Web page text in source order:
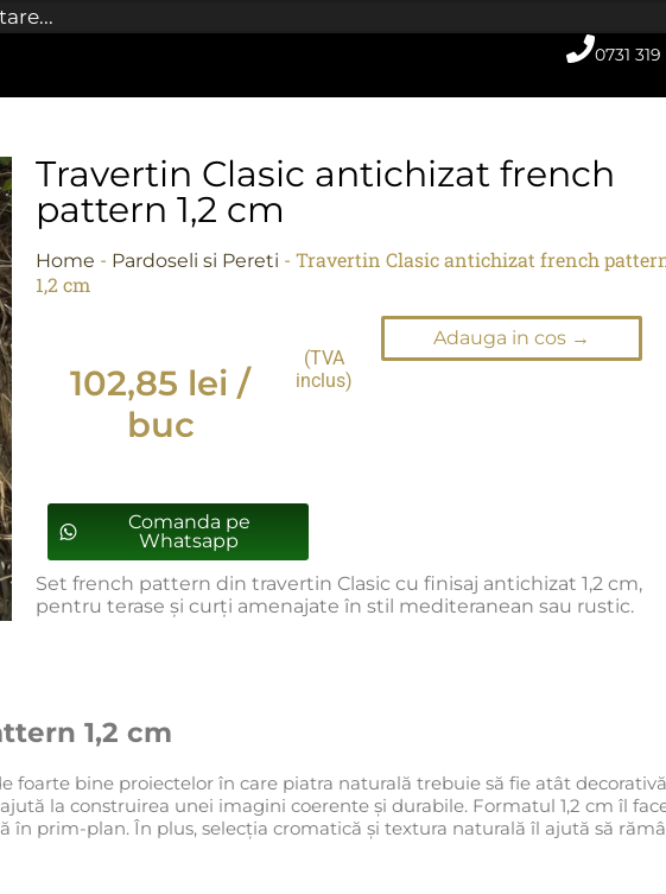
0731
Travertin Clasic antichizat french
pattern 1,2 cm
Home - Pardoseli si Pereti - Travertin Clasic antichizat french
1,2 cm
102,85 lei /
buc
(TVA
inclus)
Adauga in cos →
Comanda pe
Whatsapp
Set french pattern din travertin Clasic cu finisaj antichizat 1,2 cm,
pentru terase și curți amenajate în stil mediteranean sau rustic.
1,2 cm
foarte bine proiectelor în care piatra naturală trebuie să fie atât
la construirea unei imagini coerente și durabile. Formatul 1,2 cm îl
prim-plan. În plus, selecția cromatică și textura naturală îl ajută să